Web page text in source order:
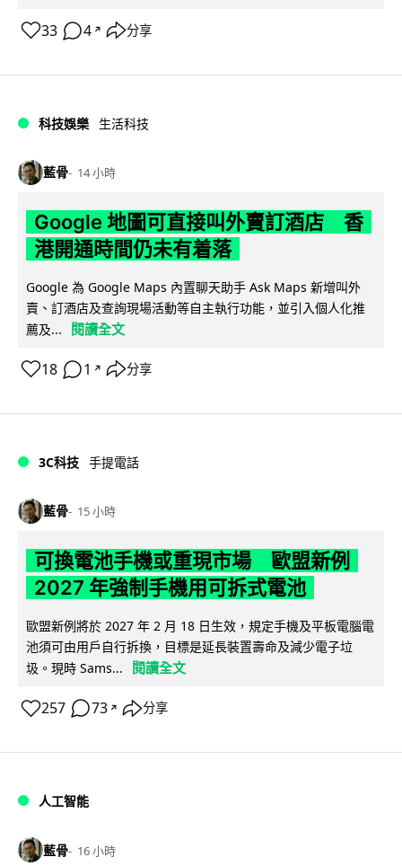
33 4 ↗ 分享
科技娛樂 生活科技
藍骨 14 小時
Google 地圖可直接叫外賣訂酒店 香
港開通時間仍未有着落
Google 為 Google Maps 內置聊天助手 Ask Maps 新增叫外
賣、訂酒店及查詢現場活動等自主執行功能，並引入個人化推
薦及...
閱讀全文
18 1 ↗ 分享
3C科技 手提電話
藍骨 15 小時
可換電池手機或重現市場 歐盟新例
2027 年強制手機用可拆式電池
歐盟新例將於 2027 年 2 月 18 日生效，規定手機及平板電腦電
池須可由用戶自行拆換，目標是延長裝置壽命及減少電子垃
圾。現時 Sams...
閱讀全文
257 73 ↗ 分享
人工智能
藍骨 16 小時